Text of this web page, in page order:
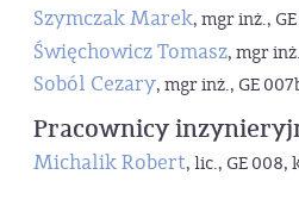
Szymczak Marek, mgr inż.,
Święchowicz Tomasz, mgr
Soból Cezary, mgr inż., GE
Pracownicy
Michalik Robert, lic., GE 008,